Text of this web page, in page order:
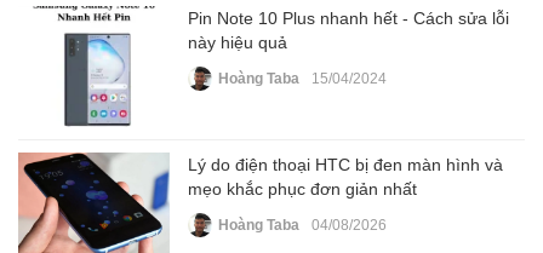
Pin Note 10 Plus nhanh hết - Cách sửa lỗi
này hiệu quả
Hoàng Taba 15/04/2024
Lý do điện thoại HTC bị đen màn hình và
mẹo khắc phục đơn giản nhất
Hoàng Taba 04/08/2026